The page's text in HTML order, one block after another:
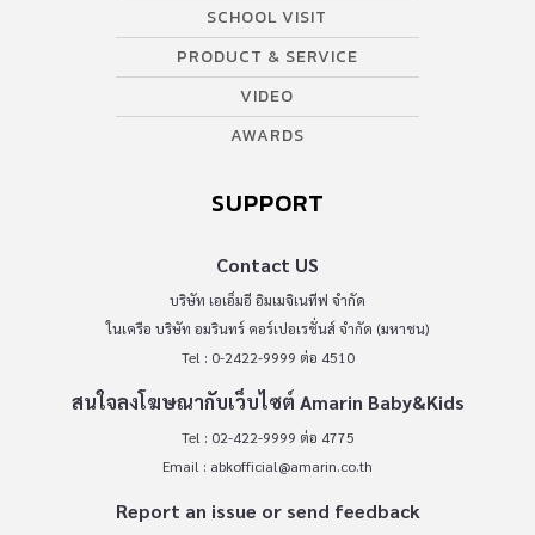
SCHOOL VISIT
PRODUCT & SERVICE
VIDEO
AWARDS
SUPPORT
Contact US
บริษัท เอเอ็มอี อิมเมจิเนทีฟ จำกัด
ในเครือ บริษัท อมรินทร์ คอร์เปอเรชั่นส์ จำกัด (มหาชน)
Tel : 0-2422-9999 ต่อ 4510
สนใจลงโฆษณากับเว็บไซต์ Amarin Baby&Kids
Tel : 02-422-9999 ต่อ 4775
Email : abkofficial@amarin.co.th
Report an issue or send feedback